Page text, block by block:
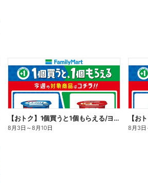
【おトク】1個買うと1個もらえる/ヨーグルト
8月3日 ～8月10日
【お
8月3日